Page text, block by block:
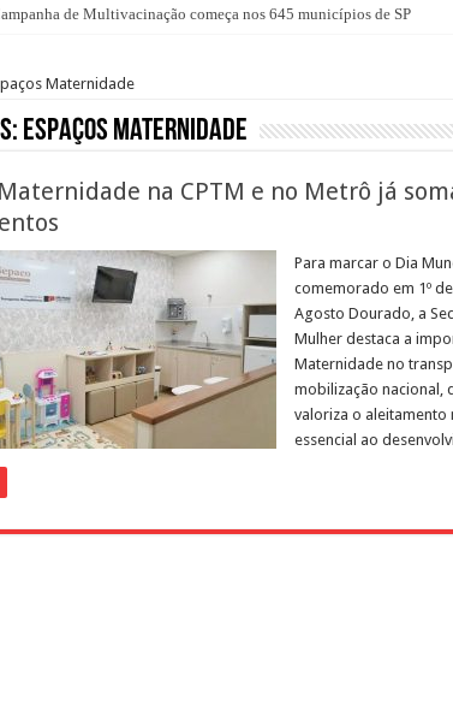
de Multivacinação começa nos 645 municípios de SP
Maternidade
Espaços Maternidade
na CPTM e no Metrô já
Para marcar o Dia
comemorado em 1º
Agosto Dourado, a
Mulher destaca a
Maternidade no
mobilização nacional,
valoriza o
essencial ao